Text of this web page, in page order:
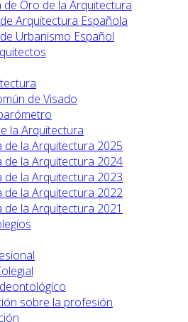
de Oro de la Arquitectura
Arquitectura Española
Urbanismo Español
de Visado
la Arquitectura
de la Arquitectura 2025
de la Arquitectura 2024
de la Arquitectura 2023
de la Arquitectura 2022
de la Arquitectura 2021
sobre la profesión